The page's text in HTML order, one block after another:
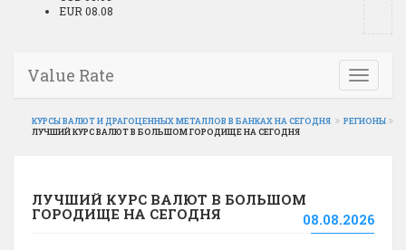
EUR 08.08
Toggle
Value Rate
КУРСЫ ВАЛЮТ И ДРАГОЦЕННЫХ МЕТАЛЛОВ В БАНКАХ НА СЕГОДНЯ
РЕГИОНЫ
ЛУЧШИЙ КУРС ВАЛЮТ В БОЛЬШОМ ГОРОДИЩЕ НА СЕГОДНЯ
ЛУЧШИЙ КУРС ВАЛЮТ В БОЛЬШОМ
ГОРОДИЩЕ НА СЕГОДНЯ
08.08.2026